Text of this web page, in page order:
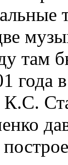
там
года
К.С.